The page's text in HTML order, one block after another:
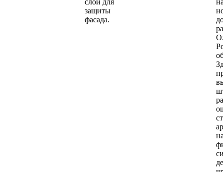
защиты
фасада.